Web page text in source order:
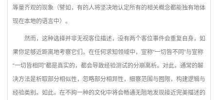
等量齐观的现象（譬如，有的人将坚决地认定所有的相关概念都能独有地体
现在本地的语言中）。
然而，这种选择并非无视客位描述，没有两个客位事件会重复自身，如
果你足够近距离地考察它们。在任何求知领域中，宣称“一切皆不同”与宣称
“一切皆相同”都是真实的，都会导致经验测试的分崩离析。对此，通常的解
决方法是析取部分相似性，忽略部分相异性，细察范围与囿限，构建逻辑与
经验类别。如此，在不拘一种的文化中将会畅通无阻地发现接近完美描述的